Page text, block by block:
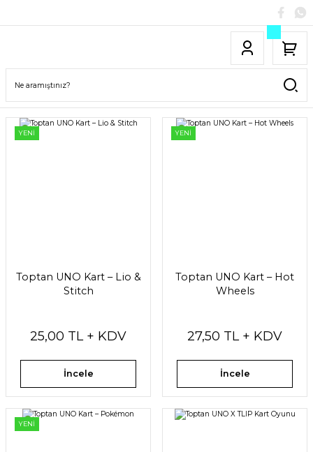
YENİ
Toptan UNO Kart – Lio &
Stitch
25,00 TL + KDV
İncele
YENİ
Toptan UNO Kart – Hot
Wheels
27,50 TL + KDV
İncele
YENİ